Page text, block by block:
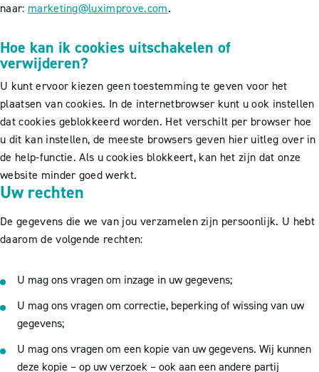
naar: marketing@luximprove.com.
Hoe kan ik cookies uitschakelen of
verwijderen?
U kunt ervoor kiezen geen toestemming te geven voor het
plaatsen van cookies. In de internetbrowser kunt u ook instellen
dat cookies geblokkeerd worden. Het verschilt per browser hoe
u dit kan instellen, de meeste browsers geven hier uitleg over in
de help-functie. Als u cookies blokkeert, kan het zijn dat onze
website minder goed werkt.
Uw rechten
De gegevens die we van jou verzamelen zijn persoonlijk. U hebt
daarom de volgende rechten:
U mag ons vragen om inzage in uw gegevens;
U mag ons vragen om correctie, beperking of wissing van uw
gegevens;
U mag ons vragen om een kopie van uw gegevens. Wij kunnen
deze kopie – op uw verzoek – ook aan een andere partij